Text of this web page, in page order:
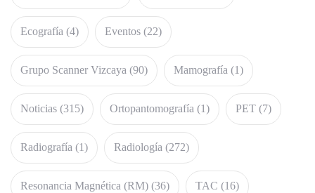
Ecografía (4) Eventos (22)
Grupo Scanner Vizcaya (90) Mamografía (1)
Noticias (315) Ortopantomografía (1) PET (7)
Radiografía (1) Radiología (272)
Resonancia Magnética (RM) (36) TAC (16)